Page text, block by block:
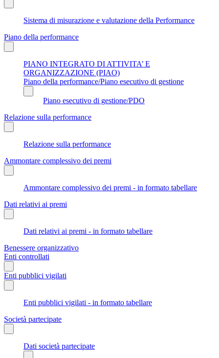
Sistema di misurazione e valutazione della Performance
Piano della performance
PIANO INTEGRATO DI ATTIVITA’ E
ORGANIZZAZIONE (PIAO)
Piano della performance/Piano esecutivo di gestione
Piano esecutivo di gestione/PDO
Relazione sulla performance
Relazione sulla performance
Ammontare complessivo dei premi
Ammontare complessivo dei premi - in formato tabellare
Dati relativi ai premi
Dati relativi ai premi - in formato tabellare
Benessere organizzativo
Enti controllati
Enti pubblici vigilati
Enti pubblici vigilati - in formato tabellare
Società partecipate
Dati società partecipate